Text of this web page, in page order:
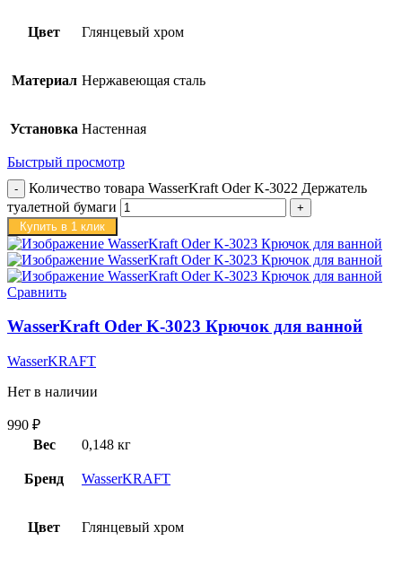
Цвет Глянцевый хром
Материал Нержавеющая сталь
Установка Настенная
Быстрый просмотр
Количество товара WasserKraft Oder K-3022 Держатель
туалетной бумаги
Купить в 1 клик
Сравнить
WasserKraft Oder K-3023 Крючок для ванной
WasserKRAFT
Нет в наличии
990 ₽
Вес
0,148 кг
Бренд WasserKRAFT
Цвет Глянцевый хром